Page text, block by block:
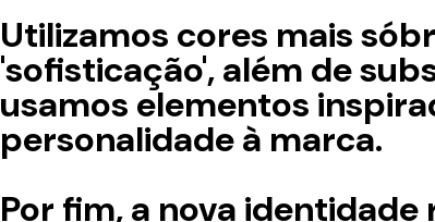
Utilizamos cores mais
'sofisticação', além de
usamos elementos
personalidade à marca.
Por fim, a nova